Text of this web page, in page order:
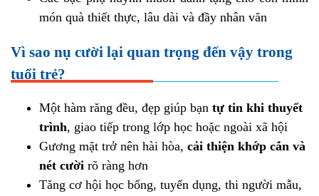
món quà thiết thực, lâu dài và đầy nhân văn
Vì sao nụ cười lại quan trọng đến vậy trong
tuổi trẻ?
Một hàm răng đều, đẹp giúp bạn tự tin khi thuyết
trình, giao tiếp trong lớp học hoặc ngoài xã hội
Gương mặt trở nên hài hòa, cải thiện khớp cắn và
nét cười rõ ràng hơn
Tăng cơ hội học bổng, tuyển dụng, thi người mẫu,